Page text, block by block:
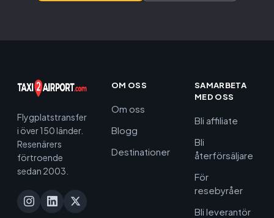
Flygplatstransfer
i över 150 länder.
Resenärers
förtroende
sedan 2003.
OM OSS
Om oss
Blogg
Destinationer
SAMARBETA
MED OSS
Bli affiliate
Bli
återförsäljare
För
resebyråer
Bli leverantör